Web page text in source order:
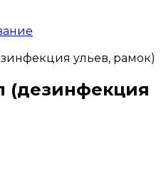
ульев, рамок)
(дезинфекция